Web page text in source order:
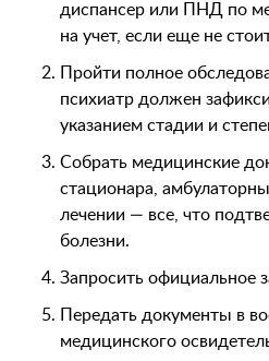
диспансер или ПНД по
на учет, если еще не
Пройти полное
психиатр должен
указанием стадии и
Собрать медицинские
стационара,
лечении — все, что
болезни.
Запросить официальное
Передать документы в
медицинского